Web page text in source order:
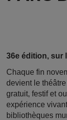
36e édition, sur
Chaque fin
devient le
gratuit, festif et
expérience
bibliothèques